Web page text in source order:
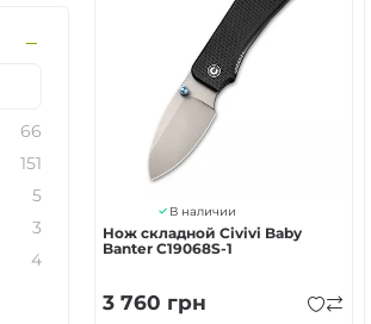
В наличии
Нож складной Civivi Baby
Banter C19068S-1
3 760 грн
66
151
5
3
4